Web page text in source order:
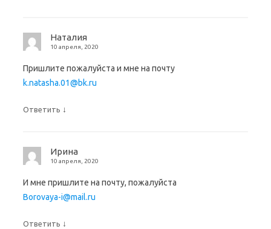
Наталия
10 апреля, 2020
Пришлите пожалуйста и мне на почту
k.natasha.01@bk.ru
Ответить ↓
Ирина
10 апреля, 2020
И мне пришлите на почту, пожалуйста
Borovaya-i@mail.ru
Ответить ↓